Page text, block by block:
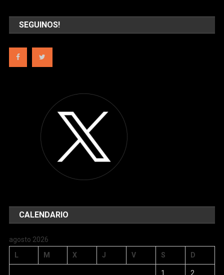
SEGUINOS!
CALENDARIO
agosto 2026
L
M X J V S D
1 2